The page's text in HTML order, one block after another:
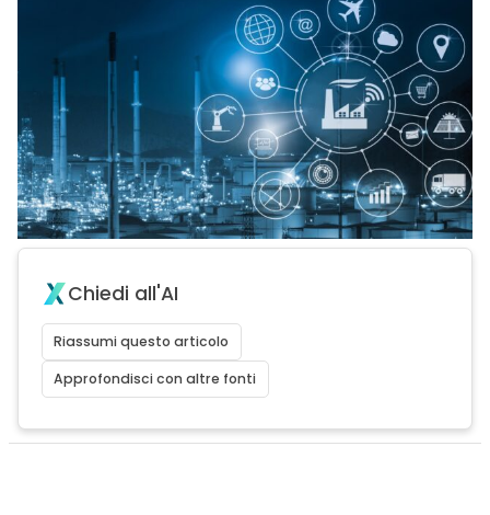
Chiedi all'AI
Riassumi questo articolo
Approfondisci con altre fonti